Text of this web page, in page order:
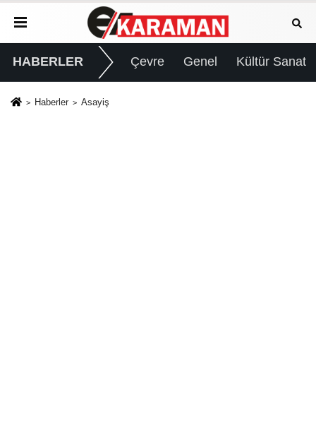
HABERLER Çevre Genel Kültür Sanat
Haberler Asayiş